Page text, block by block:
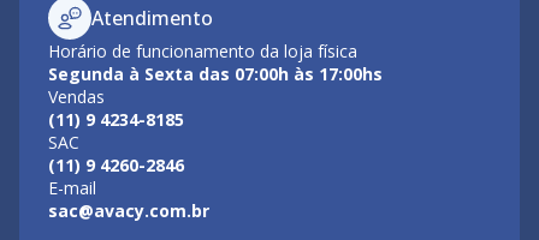
Atendimento
Horário de funcionamento da loja física
Segunda à Sexta das 07:00h às 17:00hs
Vendas
(11) 9 4234-8185
SAC
(11) 9 4260-2846
E-mail
sac@avacy.com.br